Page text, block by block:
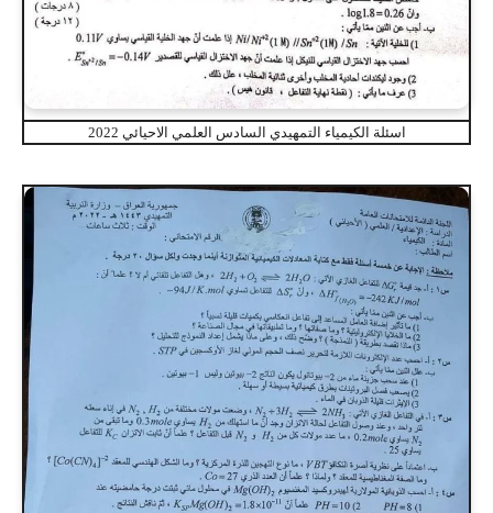
اسئلة الكيمياء التمهيدي السادس العلمي الاحيائي 2022